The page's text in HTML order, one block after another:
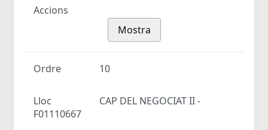
Accions
Mostra
Ordre 10
Lloc
CAP DEL NEGOCIAT II -
F01110667